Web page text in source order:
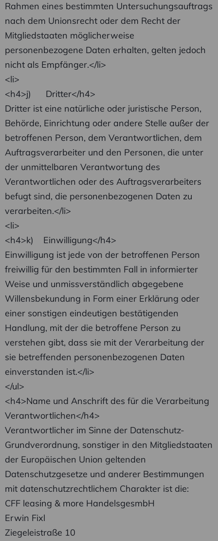
Rahmen eines bestimmten Untersuchungsauftrags
nach dem Unionsrecht oder dem Recht der
Mitgliedstaaten möglicherweise
personenbezogene Daten erhalten, gelten jedoch
nicht als Empfänger.</li>
<li>
<h4>j) Dritter</h4>
Dritter ist eine natürliche oder juristische Person,
Behörde, Einrichtung oder andere Stelle außer der
betroffenen Person, dem Verantwortlichen, dem
Auftragsverarbeiter und den Personen, die unter
der unmittelbaren Verantwortung des
Verantwortlichen oder des Auftragsverarbeiters
befugt sind, die personenbezogenen Daten zu
verarbeiten.</li>
<li>
<h4>k) Einwilligung</h4>
Einwilligung ist jede von der betroffenen Person
freiwillig für den bestimmten Fall in informierter
Weise und unmissverständlich abgegebene
Willensbekundung in Form einer Erklärung oder
einer sonstigen eindeutigen bestätigenden
Handlung, mit der die betroffene Person zu
verstehen gibt, dass sie mit der Verarbeitung der
sie betreffenden personenbezogenen Daten
einverstanden ist.</li>
</ul>
<h4>Name und Anschrift des für die Verarbeitung
Verantwortlichen</h4>
Verantwortlicher im Sinne der Datenschutz-
Grundverordnung, sonstiger in den Mitgliedstaaten
der Europäischen Union geltenden
Datenschutzgesetze und anderer Bestimmungen
mit datenschutzrechtlichem Charakter ist die:
CFF leasing & more HandelsgesmbH
Erwin Fixl
Ziegeleistraße 10